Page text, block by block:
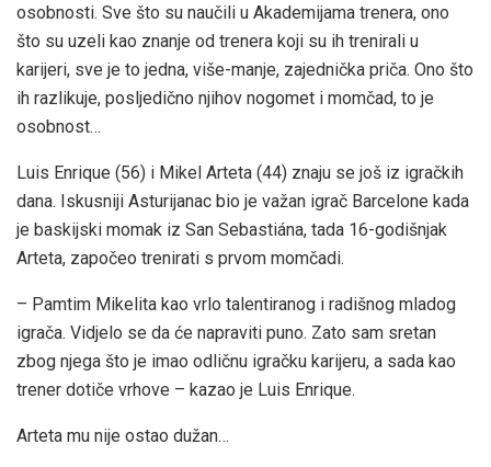
osobnosti. Sve što su naučili u Akademijama trenera, ono
što su uzeli kao znanje od trenera koji su ih trenirali u
karijeri, sve je to jedna, više-manje, zajednička priča. Ono što
ih razlikuje, posljedično njihov nogomet i momčad, to je
osobnost…
Luis Enrique (56) i Mikel Arteta (44) znaju se još iz igračkih
dana. Iskusniji Asturijanac bio je važan igrač Barcelone kada
je baskijski momak iz San Sebastiána, tada 16-godišnjak
Arteta, započeo trenirati s prvom momčadi.
– Pamtim Mikelita kao vrlo talentiranog i radišnog mladog
igrača. Vidjelo se da će napraviti puno. Zato sam sretan
zbog njega što je imao odličnu igračku karijeru, a sada kao
trener dotiče vrhove – kazao je Luis Enrique.
Arteta mu nije ostao dužan…